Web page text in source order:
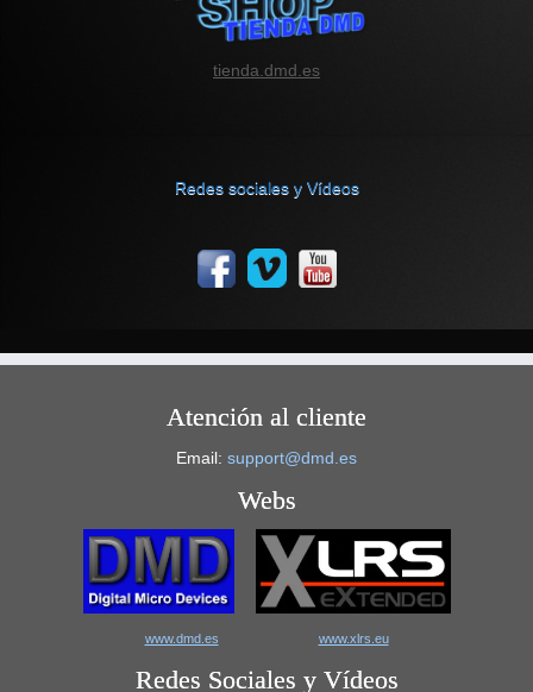
tienda.dmd.es
Redes sociales y Vídeos
Atención al cliente
Email: support@dmd.es
Webs
www.dmd.es www.xlrs.eu
Redes Sociales y Vídeos